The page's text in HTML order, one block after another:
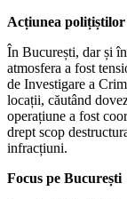
Acțiunea polițiștilor
În București, dar și
atmosfera a fost
de Investigare a
locații, căutând
operațiune a fost
drept scop
infracțiuni.
Focus pe București